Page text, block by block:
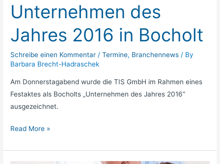
Unternehmen des
Jahres 2016 in Bocholt
Schreibe einen Kommentar /Termine, Branchennews / By
Barbara Brecht-Hadraschek
Am Donnerstagabend wurde die TIS GmbH im Rahmen eines
Festaktes als Bocholts „Unternehmen des Jahres 2016“
ausgezeichnet.
Bocholt
Read More »